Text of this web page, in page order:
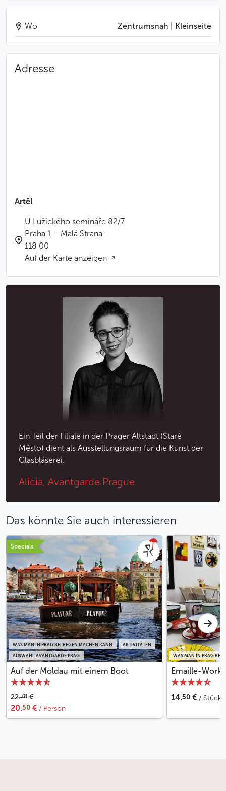
Wo Zentrumsnah | Kleinseite
Adresse
Artěl
U Lužického semináře 82/7
Praha 1 – Malá Strana
118 00
Auf der Karte anzeigen
Ein Teil der Filiale in der Prager Altstadt (Staré
Město) dient als Ausstellungsraum für die Kunst der
Glasbläserei.
Alicia, Avantgarde Prague
Das könnte Sie auch interessieren
Specials
AUSWAHL AVANTGARDE PRAG
WAS MAN IN PRAG BEI REGEN MACHEN KANN AKTIVITÄTEN
Auf der Moldau mit einem Boot
22.78€
20.50 € / Person
WAS MAN IN PRAG BEI
Emaille-
14.50 € / Stück